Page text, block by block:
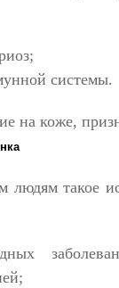
системы.
такое